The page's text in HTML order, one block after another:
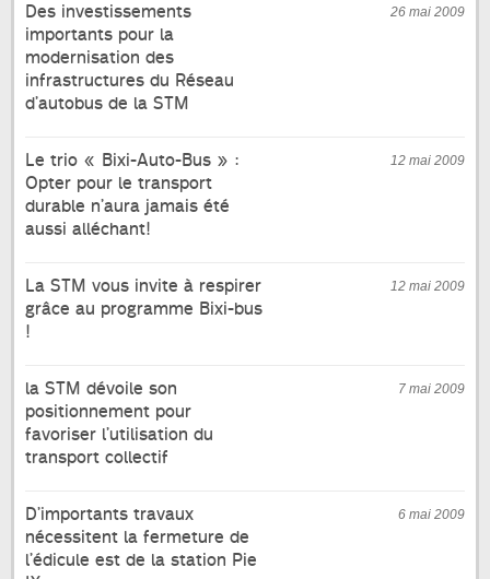
26 mai 2009
Des investissements
importants pour la
modernisation des
infrastructures du Réseau
d’autobus de la STM
12 mai 2009
Le trio « Bixi-Auto-Bus » :
Opter pour le transport
durable n’aura jamais été
aussi alléchant!
12 mai 2009
La STM vous invite à respirer
grâce au programme Bixi-bus
!
7 mai 2009
la STM dévoile son
positionnement pour
favoriser l’utilisation du
transport collectif
6 mai 2009
D’importants travaux
nécessitent la fermeture de
l’édicule est de la station Pie